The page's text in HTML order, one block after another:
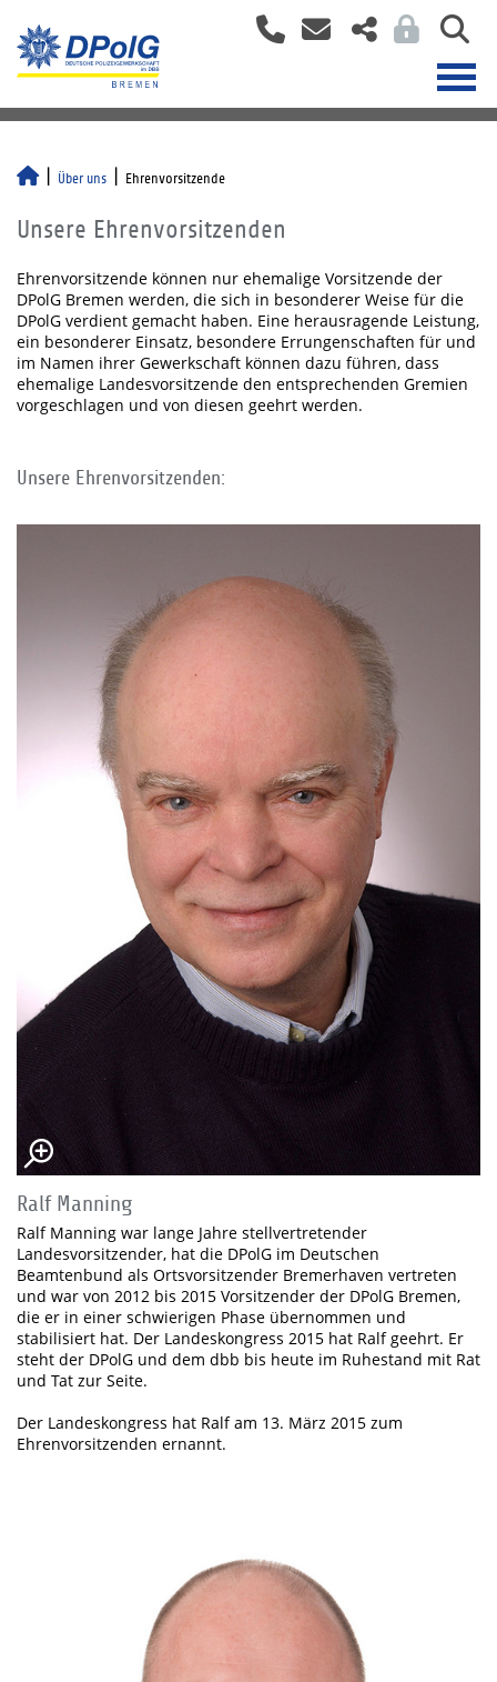
Über uns Ehrenvorsitzende
Unsere Ehrenvorsitzenden
Ehrenvorsitzende können nur ehemalige Vorsitzende der
DPolG Bremen werden, die sich in besonderer Weise für die
DPolG verdient gemacht haben. Eine herausragende Leistung,
ein besonderer Einsatz, besondere Errungenschaften für und
im Namen ihrer Gewerkschaft können dazu führen, dass
ehemalige Landesvorsitzende den entsprechenden Gremien
vorgeschlagen und von diesen geehrt werden.
Unsere Ehrenvorsitzenden:
Ralf Manning
Ralf Manning war lange Jahre stellvertretender
Landesvorsitzender, hat die DPolG im Deutschen
Beamtenbund als Ortsvorsitzender Bremerhaven vertreten
und war von 2012 bis 2015 Vorsitzender der DPolG Bremen,
die er in einer schwierigen Phase übernommen und
stabilisiert hat. Der Landeskongress 2015 hat Ralf geehrt. Er
steht der DPolG und dem dbb bis heute im Ruhestand mit Rat
und Tat zur Seite.
Der Landeskongress hat Ralf am 13. März 2015 zum
Ehrenvorsitzenden ernannt.